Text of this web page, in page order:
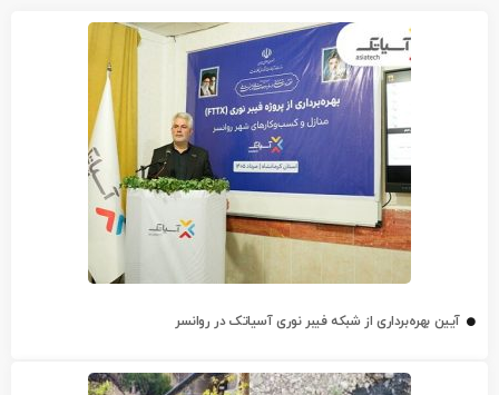
آیین بهره‌برداری از شبکه فیبر نوری آسیاتک در روانسر